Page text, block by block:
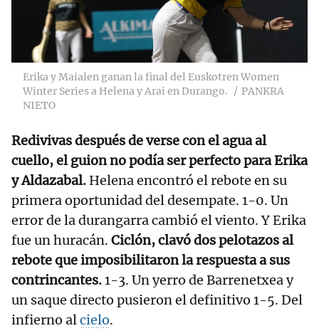
Erika y Maialen ganan la final del Euskotren Women
Winter Series a Helena y Arai en Durango.
PANKRA
NIETO
Redivivas después de verse con el agua al
cuello, el guion no podía ser perfecto para Erika
y Aldazabal. Helena encontró el rebote en su
primera oportunidad del desempate. 1-0. Un
error de la durangarra cambió el viento. Y Erika
fue un huracán. Ciclón, clavó dos pelotazos al
rebote que imposibilitaron la respuesta a sus
contrincantes.1-3. Un yerro de Barrenetxea y
un saque directo pusieron el definitivo 1-5. Del
infierno alcielo.